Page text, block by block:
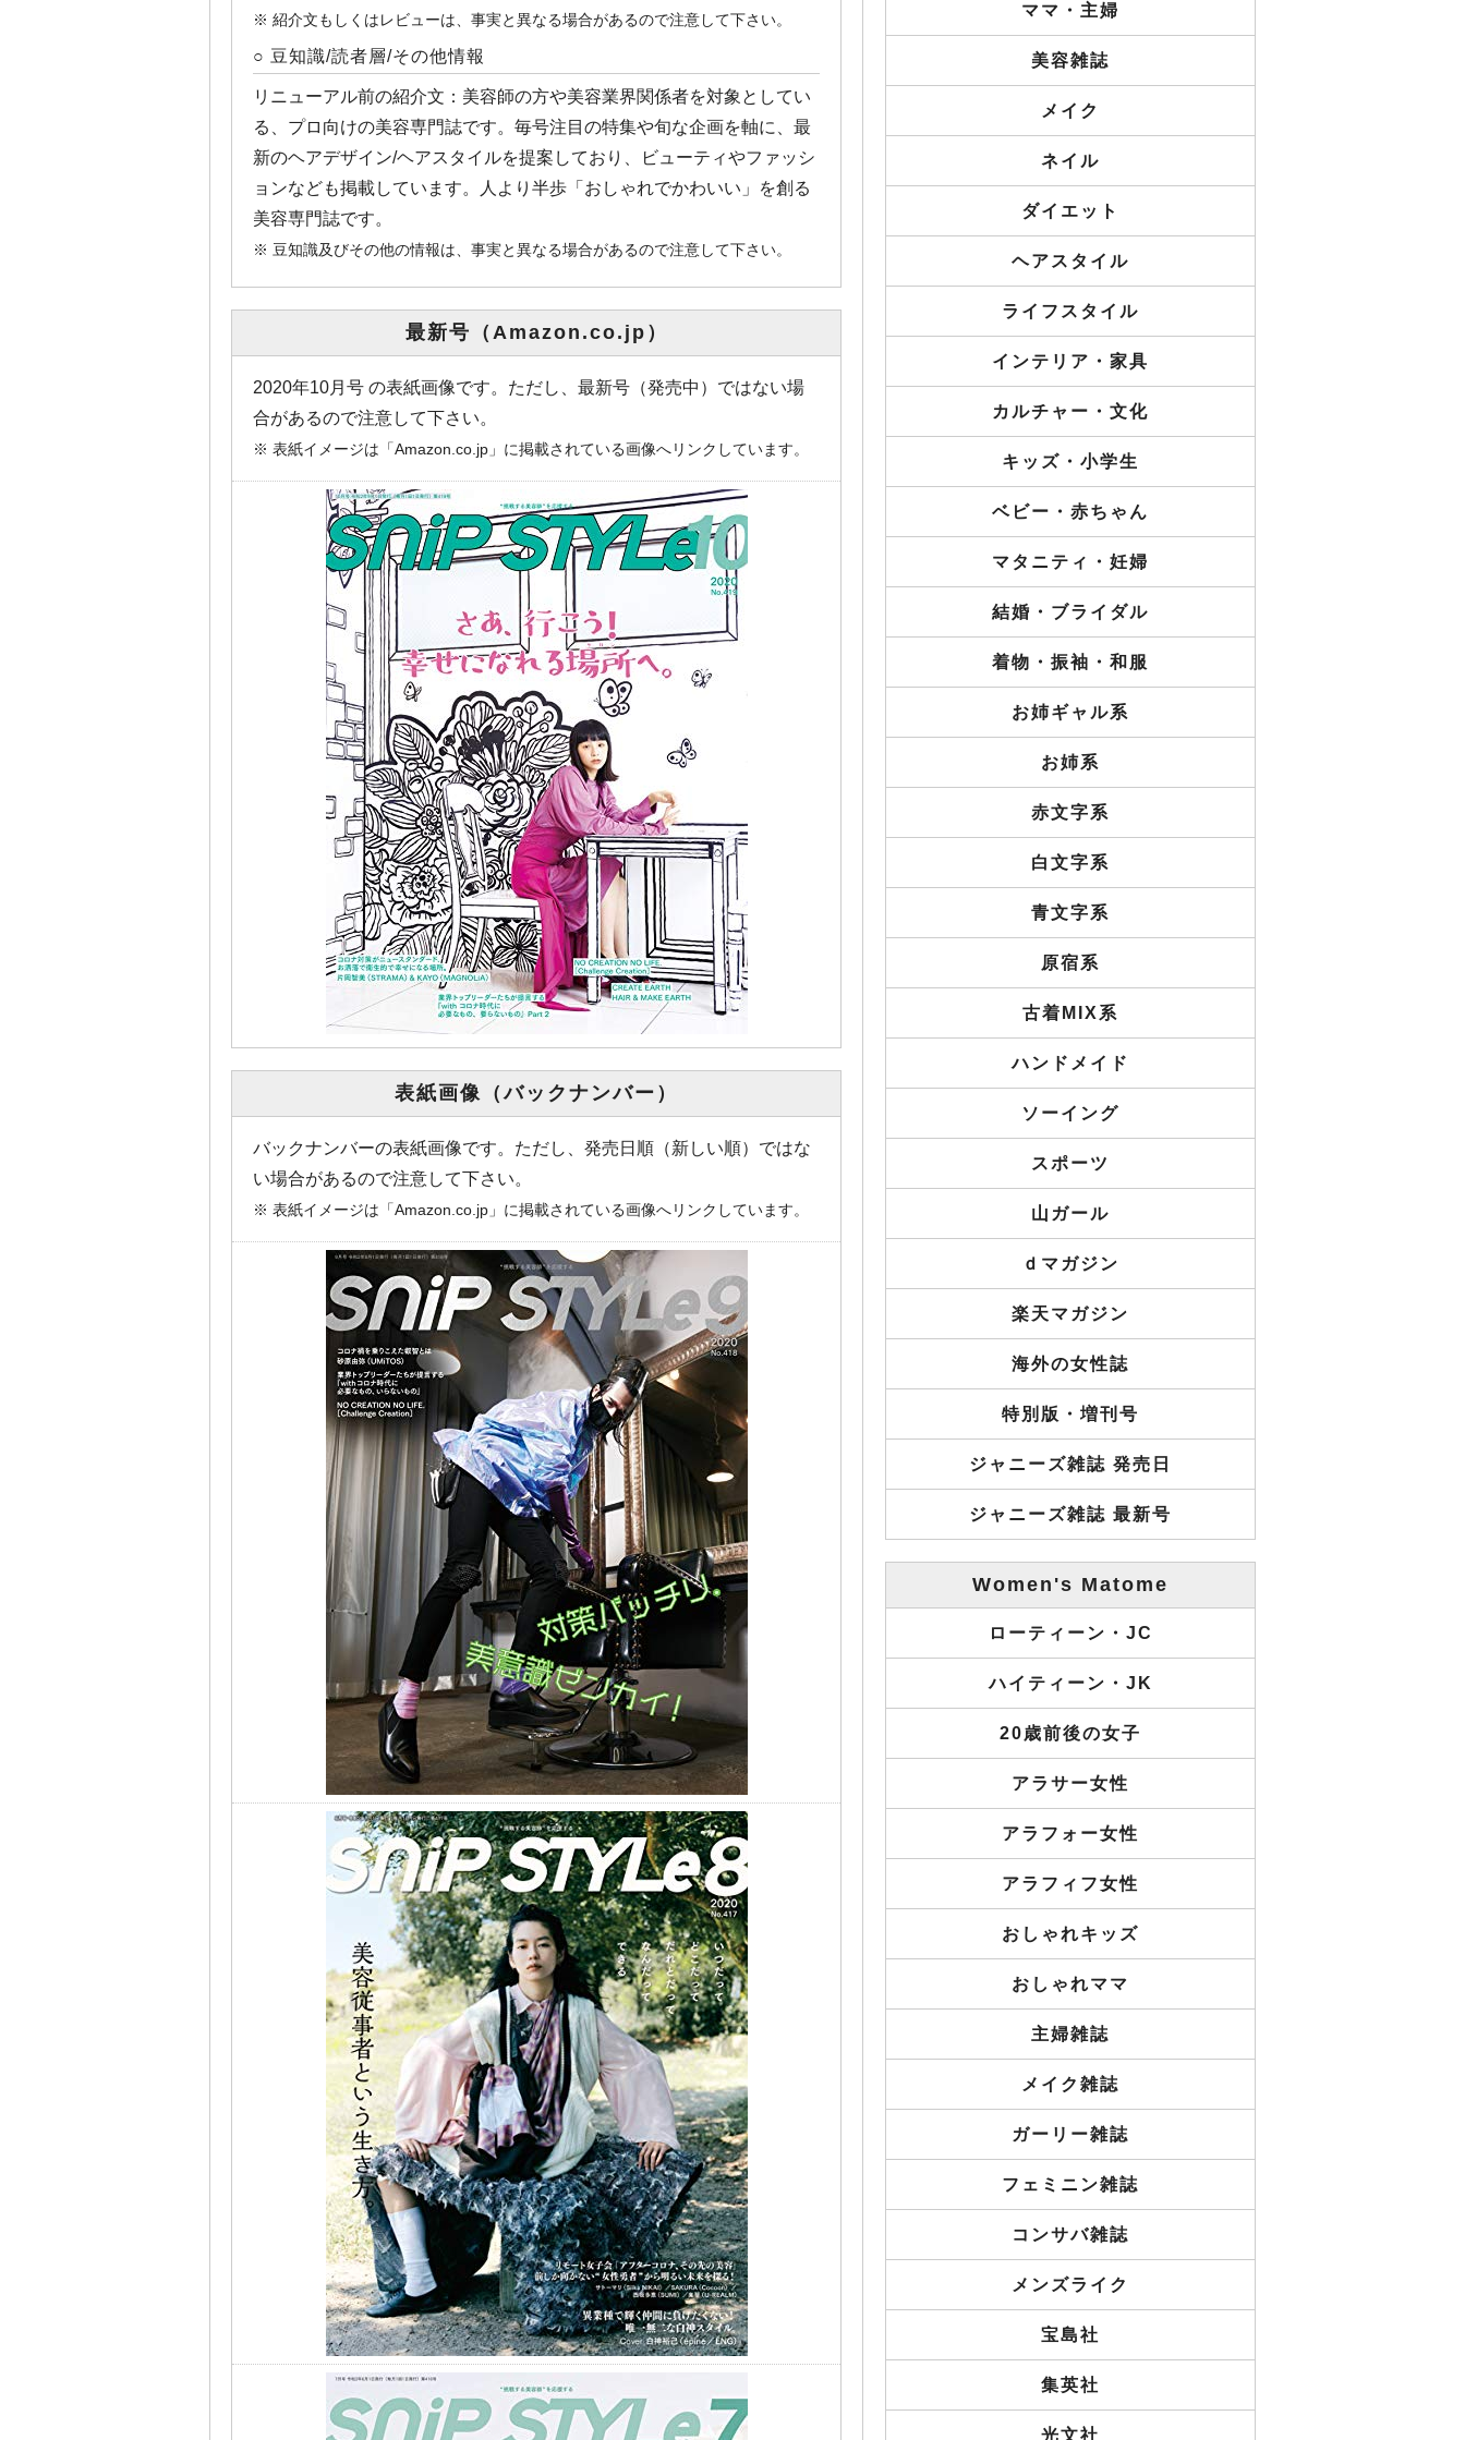
※ 紹介文もしくはレビューは、事実と異なる場合があるので注意して下さい。
○ 豆知識/読者層/その他情報
リニューアル前の紹介文：美容師の方や美容業界関係者を対象としてい
る、プロ向けの美容専門誌です。毎号注目の特集や旬な企画を軸に、最
新のヘアデザイン/ヘアスタイルを提案しており、ビューティやファッシ
ョンなども掲載しています。人より半歩「おしゃれでかわいい」を創る
美容専門誌です。
※ 豆知識及びその他の情報は、事実と異なる場合があるので注意して下さい。
最新号（Amazon.co.jp）
2020年10月号 の表紙画像です。ただし、最新号（発売中）ではない場
合があるので注意して下さい。
※ 表紙イメージは「Amazon.co.jp」に掲載されている画像へリンクしています。
表紙画像（バックナンバー）
バックナンバーの表紙画像です。ただし、発売日順（新しい順）ではな
い場合があるので注意して下さい。
※ 表紙イメージは「Amazon.co.jp」に掲載されている画像へリンクしています。
ママ・主婦
美容雑誌
メイク
ネイル
ダイエット
ヘアスタイル
ライフスタイル
インテリア・家具
カルチャー・文化
キッズ・小学生
ベビー・赤ちゃん
マタニティ・妊婦
結婚・ブライダル
着物・振袖・和服
お姉ギャル系
お姉系
赤文字系
白文字系
青文字系
原宿系
古着MIX系
ハンドメイド
ソーイング
スポーツ
山ガール
ｄマガジン
楽天マガジン
海外の女性誌
特別版・増刊号
ジャニーズ雑誌 発売日
ジャニーズ雑誌 最新号
Women's Matome
ローティーン・JC
ハイティーン・JK
20歳前後の女子
アラサー女性
アラフォー女性
アラフィフ女性
おしゃれキッズ
おしゃれママ
主婦雑誌
メイク雑誌
ガーリー雑誌
フェミニン雑誌
コンサバ雑誌
メンズライク
宝島社
集英社
光文社